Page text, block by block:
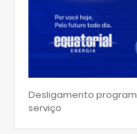
Desligamento
serviço